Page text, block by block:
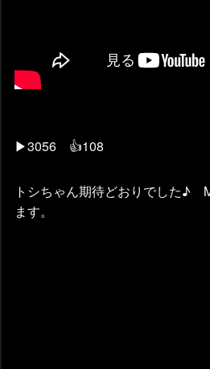
▶3056 👍108
トシちゃん期待どおりでした♪
ます。